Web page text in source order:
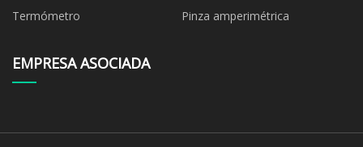
ambiental
Termómetro
Pinza amperimétrica
EMPRESA ASOCIADA